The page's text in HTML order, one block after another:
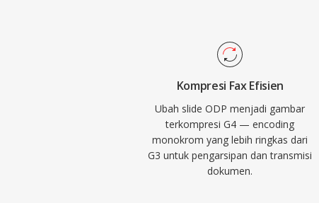
Kompresi Fax Efisien
Ubah slide ODP menjadi gambar
terkompresi G4 — encoding
monokrom yang lebih ringkas dari
G3 untuk pengarsipan dan transmisi
dokumen.